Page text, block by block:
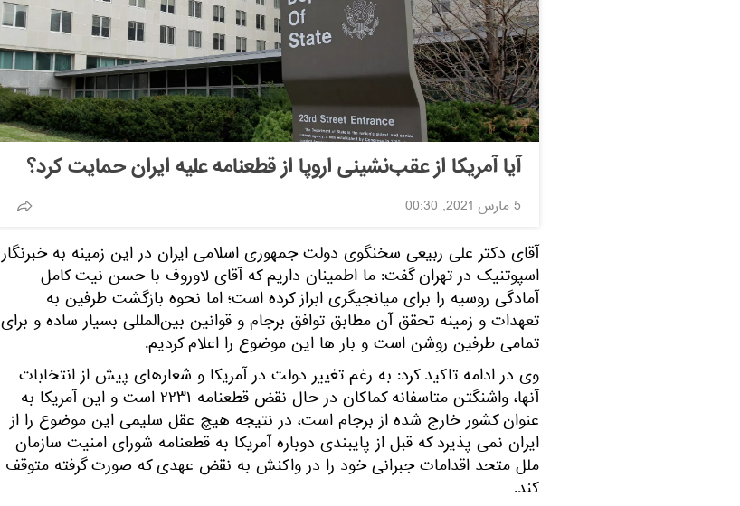
آیا آمریکا از عقب‌نشینی اروپا از قطعنامه علیه ایران حمایت کرد؟
5 مارس 2021, 00:30
آقای دکتر علی ربیعی سخنگوی دولت جمهوری اسلامی ایران در این زمینه به خبرنگار
اسپوتنیک در تهران گفت: ما اطمینان داریم که آقای لاوروف با حسن نیت کامل
آمادگی روسیه را برای میانجیگری ابراز کرده است؛ اما نحوه بازگشت طرفین به
تعهدات و زمینه تحقق آن مطابق توافق برجام و قوانین بین‌المللی بسیار ساده و برای
تمامی طرفین روشن است و بار ها این موضوع را اعلام کردیم.
وی در ادامه تاکید کرد: به رغم تغییر دولت در آمریکا و شعارهای پیش از انتخابات
آنها، واشنگتن متاسفانه کماکان در حال نقض قطعنامه ۲۲۳۱ است و این آمریکا به
عنوان کشور خارج شده از برجام است، در نتیجه هیچ عقل سلیمی این موضوع را از
ایران نمی پذیرد که قبل از پایبندی دوباره آمریکا به قطعنامه شورای امنیت سازمان
ملل متحد اقدامات جبرانی خود را در واکنش به نقض عهدی که صورت گرفته متوقف
کند.